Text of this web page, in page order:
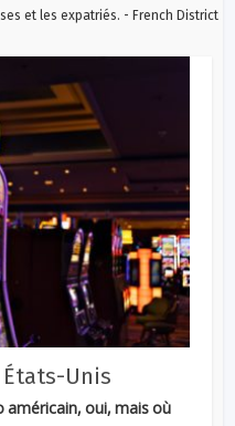
et les expatriés. - French District
États-Unis
américain, oui, mais où